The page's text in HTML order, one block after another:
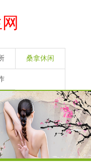
桑拿休闲